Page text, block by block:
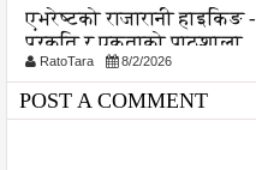
एभरेष्टको राजारानी हाइकिङ -
प्रकृति र एकताको पाठशाला
RatoTara 8/2/2026
POST A COMMENT